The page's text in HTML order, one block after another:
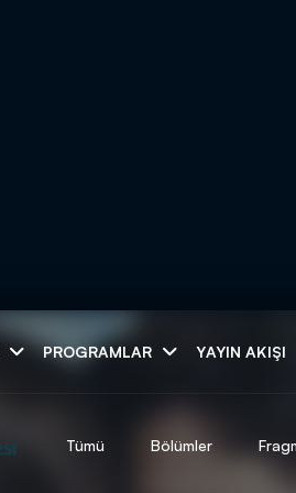
PROGRAMLAR YAYIN AKIŞI
Tümü Bölümler